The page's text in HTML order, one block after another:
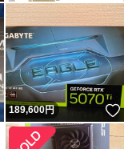
いいね！
189,600円